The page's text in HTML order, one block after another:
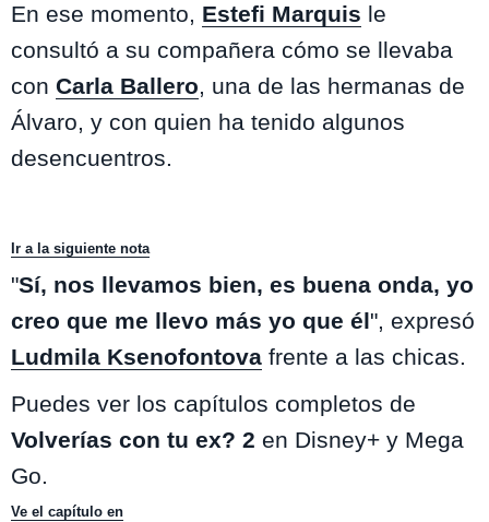
En ese momento, Estefi Marquis le
consultó a su compañera cómo se llevaba
con Carla Ballero, una de las hermanas de
Álvaro, y con quien ha tenido algunos
desencuentros.
Ir a la siguiente nota
"Sí, nos llevamos bien, es buena onda, yo
creo que me llevo más yo que él", expresó
Ludmila Ksenofontova frente a las chicas.
Puedes ver los capítulos completos de
Volverías con tu ex? 2 en Disney+ y Mega
Go.
Ve el capítulo en